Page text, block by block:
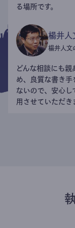
る場所です。
楊井人
楊井人文
どんな相談にも
め、良質な書き
ないので、安心し
用させていただき